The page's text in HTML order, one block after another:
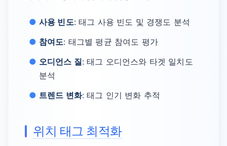
사용 빈도: 태그 사용 빈도 및 경쟁도 분석
참여도: 태그별 평균 참여도 평가
오디언스 질: 태그 오디언스와 타겟 일치도
분석
트렌드 변화: 태그 인기 변화 추적
위치 태그 최적화